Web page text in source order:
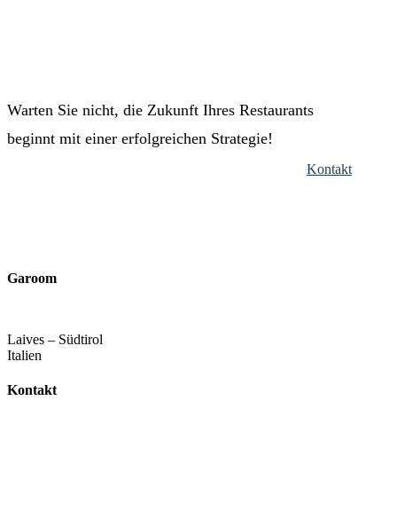
Warten Sie nicht, die Zukunft Ihres Restaurants
beginnt mit einer erfolgreichen Strategie!
Kontakt
Garoom
Laives – Südtirol
Italien
Kontakt